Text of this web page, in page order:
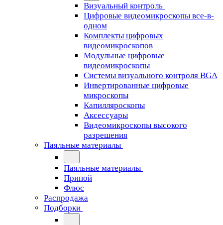
Визуальный контроль
Цифровые видеомикроскопы все-в-
одном
Комплекты цифровых
видеомикроскопов
Модульные цифровые
видеомикроскопы
Cистемы визуального контроля BGA
Инвертированные цифровые
микроскопы
Капилляроскопы
Аксессуары
Видеомикроскопы высокого
разрешения
Паяльные материалы
Паяльные материалы
Припой
Флюс
Распродажа
Подборки